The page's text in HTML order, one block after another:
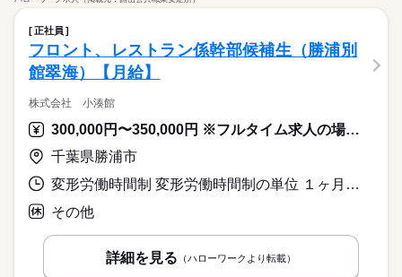
正社員
フロント、レストラン係幹部候補生（勝浦別
館翠海）【月給】
株式会社 小湊館
300,000円〜350,000円 ※フルタイム求人の場合は月額（換算額）、パート求人の場合は時間額を表示しています。
千葉県勝浦市
変形労働時間制 変形労働時間制の単位 １ヶ月単位 就業時間１ 8時00分〜10時00分 就業時間２ 15時30分〜21時00分 就業時間に関する特記事項 ※８時から２１時の間の中抜け勤務
その他
詳細を見る （ハローワークより転載）